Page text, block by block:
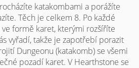
katakombami a porážíte
Těch je celkem 8. Po každé
formě karet, kterými rozšíříte
vyřadí, takže je zapotřebí porazit
Dungeonu (katakomb) se všemi
pozadí karet. V Hearthstone se